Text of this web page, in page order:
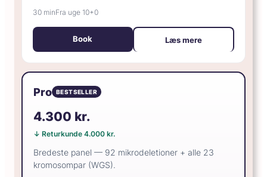
30 minFra uge 10+0
Book Læs mere
Pro BESTSELLER
4.300 kr.
↓ Returkunde 4.000 kr.
Bredeste panel — 92 mikrodeletioner + alle 23
kromosompar (WGS).